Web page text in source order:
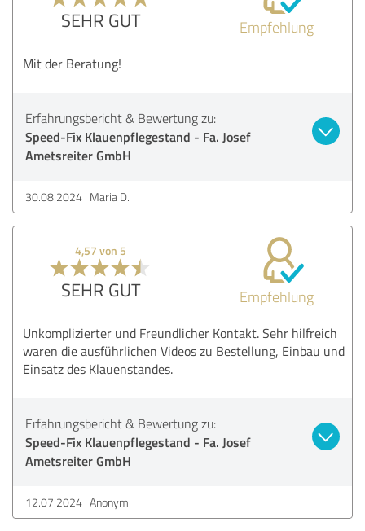
SEHR GUT Empfehlung
Mit der Beratung!
Erfahrungsbericht & Bewertung zu:
Speed-Fix Klauenpflegestand - Fa. Josef
Ametsreiter GmbH
30.08.2024 Maria D.
4,57 von 5
SEHR GUT Empfehlung
Unkomplizierter und Freundlicher Kontakt. Sehr hilfreich
waren die ausführlichen Videos zu Bestellung, Einbau und
Einsatz des Klauenstandes.
Erfahrungsbericht & Bewertung zu:
Speed-Fix Klauenpflegestand - Fa. Josef
Ametsreiter GmbH
12.07.2024 Anonym